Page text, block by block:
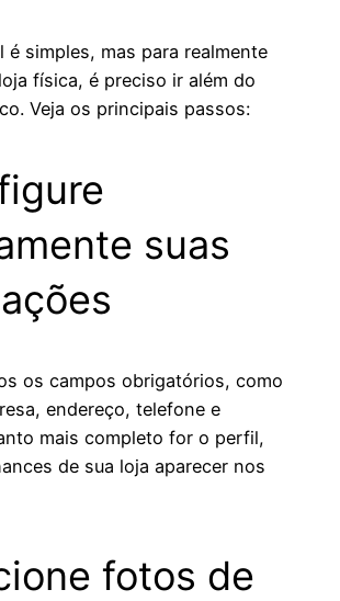
é simples, mas para realmente
física, é preciso ir além do
Veja os principais passos:
suas
os campos obrigatórios, como
endereço, telefone e
mais completo for o perfil,
de sua loja aparecer nos
fotos de